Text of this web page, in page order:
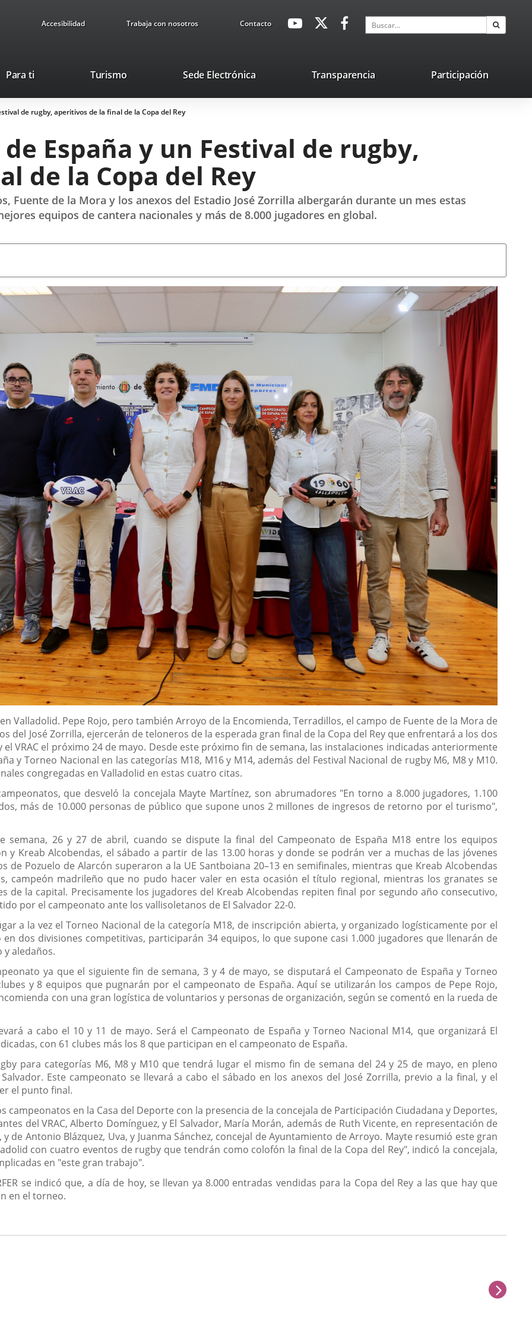
Accesibilidad Trabaja con nosotros ContactoavaHeaderSocial
Enlace
externa.
Enlace
aplicación
externa.
Enlace
aplicación
externa.
Buscar
Para ti TurismoEste
se
abrirá
ventana
nueva.
Sede ElectrónicaEnlace
una
Transparencia Participación
de rugby, aperitivos de la final de la Copa del Rey
España y un Festival de rugby,
de la Copa del Rey
Fuente de la Mora y los anexos del Estadio José Zorrilla albergarán durante un mes estas
equipos de cantera nacionales y más de 8.000 jugadores en global.
Valladolid. Pepe Rojo, pero también Arroyo de la Encomienda, Terradillos, el campo de Fuente de la Mora de
del José Zorrilla, ejercerán de teloneros de la esperada gran final de la Copa del Rey que enfrentará a los dos
VRAC el próximo 24 de mayo. Desde este próximo fin de semana, las instalaciones indicadas anteriormente
y Torneo Nacional en las categorías M18, M16 y M14, además del Festival Nacional de rugby M6, M8 y M10.
congregadas en Valladolid en estas cuatro citas.
que desveló la concejala Mayte Martínez, son abrumadores "En torno a 8.000 jugadores, 1.100
más de 10.000 personas de público que supone unos 2 millones de ingresos de retorno por el turismo",
semana, 26 y 27 de abril, cuando se dispute la final del Campeonato de España M18 entre los equipos
y Kreab Alcobendas, el sábado a partir de las 13.00 horas y donde se podrán ver a muchas de las jóvenes
de Pozuelo de Alarcón superaron a la UE Santboiana 20–13 en semifinales, mientras que Kreab Alcobendas
campeón madrileño que no pudo hacer valer en esta ocasión el título regional, mientras los granates se
de la capital. Precisamente los jugadores del Kreab Alcobendas repiten final por segundo año consecutivo,
por el campeonato ante los vallisoletanos de El Salvador 22-0.
a la vez el Torneo Nacional de la categoría M18, de inscripción abierta, y organizado logísticamente por el
en dos divisiones competitivas, participarán 34 equipos, lo que supone casi 1.000 jugadores que llenarán de
y aledaños.
ya que el siguiente fin de semana, 3 y 4 de mayo, se disputará el Campeonato de España y Torneo
y 8 equipos que pugnarán por el campeonato de España. Aquí se utilizarán los campos de Pepe Rojo,
con una gran logística de voluntarios y personas de organización, según se comentó en la rueda de
a cabo el 10 y 11 de mayo. Será el Campeonato de España y Torneo Nacional M14, que organizará El
con 61 clubes más los 8 que participan en el campeonato de España.
para categorías M6, M8 y M10 que tendrá lugar el mismo fin de semana del 24 y 25 de mayo, en pleno
Este campeonato se llevará a cabo el sábado en los anexos del José Zorrilla, previo a la final, y el
el punto final.
campeonatos en la Casa del Deporte con la presencia de la concejala de Participación Ciudadana y Deportes,
del VRAC, Alberto Domínguez, y El Salvador, María Morán, además de Ruth Vicente, en representación de
y de Antonio Blázquez, Uva, y Juanma Sánchez, concejal de Ayuntamiento de Arroyo. Mayte resumió este gran
con cuatro eventos de rugby que tendrán como colofón la final de la Copa del Rey", indicó la concejala,
en "este gran trabajo".
se indicó que, a día de hoy, se llevan ya 8.000 entradas vendidas para la Copa del Rey a las que hay que
en el torneo.